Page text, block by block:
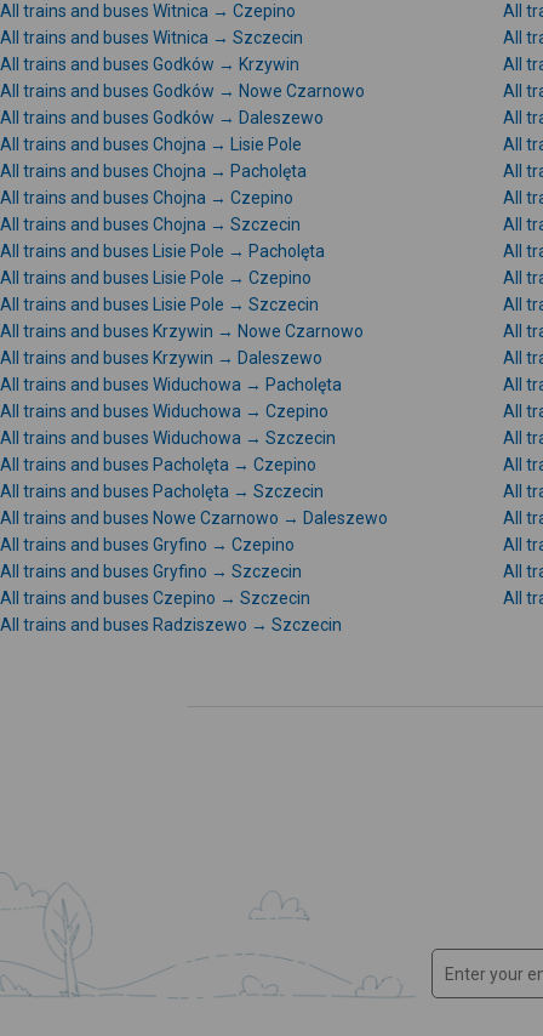
All trains and buses Witnica → Czepino
All
All trains and buses Witnica → Szczecin
All
All trains and buses Godków → Krzywin
All
All trains and buses Godków → Nowe Czarnowo
All
All trains and buses Godków → Daleszewo
All
All trains and buses Chojna → Lisie Pole
All
All trains and buses Chojna → Pacholęta
All
All trains and buses Chojna → Czepino
All
All trains and buses Chojna → Szczecin
All
All trains and buses Lisie Pole → Pacholęta
All
All trains and buses Lisie Pole → Czepino
All
All trains and buses Lisie Pole → Szczecin
All
All trains and buses Krzywin → Nowe Czarnowo
All
All trains and buses Krzywin → Daleszewo
All
All trains and buses Widuchowa → Pacholęta
All
All trains and buses Widuchowa → Czepino
All
All trains and buses Widuchowa → Szczecin
All
All trains and buses Pacholęta → Czepino
All
All trains and buses Pacholęta → Szczecin
All
All trains and buses Nowe Czarnowo → Daleszewo
All
All trains and buses Gryfino → Czepino
All
All trains and buses Gryfino → Szczecin
All
All trains and buses Czepino → Szczecin
All
All trains and buses Radziszewo → Szczecin